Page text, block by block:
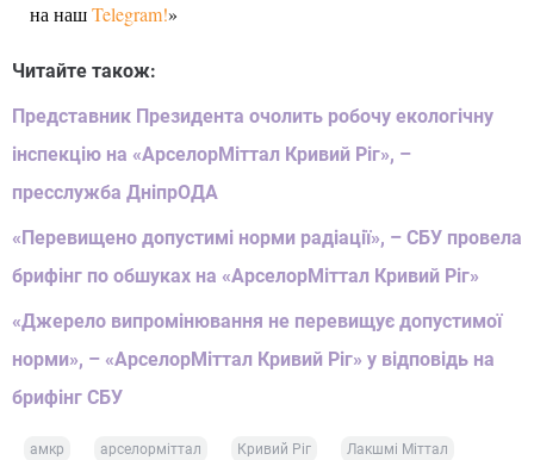
на нашTelegram!»
Читайте також:
Представник Президента очолить робочу екологічну
інспекцію на «АрселорМіттал Кривий Ріг», –
пресслужба ДніпрОДА
«Перевищено допустимі норми радіації», – СБУ провела
брифінг по обшуках на «АрселорМіттал Кривий Ріг»
«Джерело випромінювання не перевищує допустимої
норми», – «АрселорМіттал Кривий Ріг» у відповідь на
брифінг СБУ
амкр арселорміттал Кривий Ріг Лакшмі Міттал